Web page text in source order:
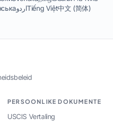
اردوTiếng Việt中文 (简体)
PERSOONLIKE DOKUMENTE
USCIS Vertaling